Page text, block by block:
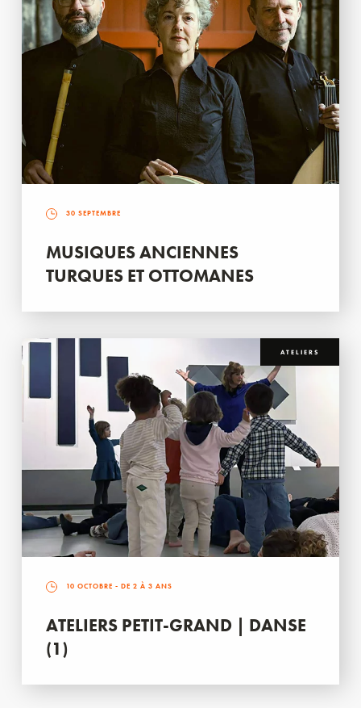
30 SEPTEMBRE
MUSIQUES ANCIENNES
TURQUES ET OTTOMANES
ATELIERS
10 OCTOBRE - DE 2 À 3 ANS
ATELIERS PETIT-GRAND | DANSE
(1)